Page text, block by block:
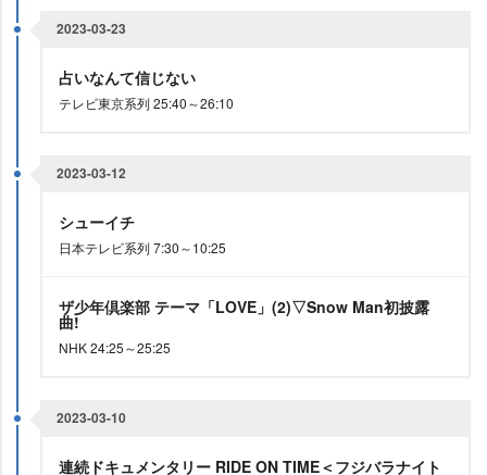
2023-03-23
占いなんて信じない
テレビ東京系列 25:40～26:10
2023-03-12
シューイチ
日本テレビ系列 7:30～10:25
ザ少年倶楽部 テーマ「LOVE」(2)▽Snow Man初披露
曲!
NHK 24:25～25:25
2023-03-10
連続ドキュメンタリー RIDE ON TIME＜フジバラナイト